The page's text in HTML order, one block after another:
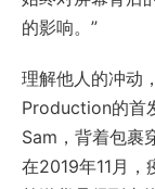
的影响。”
理解他人的冲动
Production的首
Sam，背着包裹
在2019年11月，